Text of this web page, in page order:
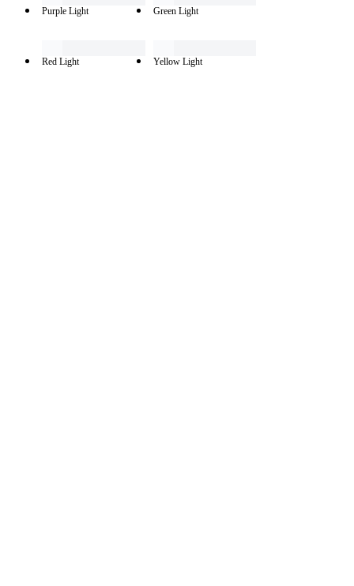
Purple Light Green Light
Red Light Yellow Light